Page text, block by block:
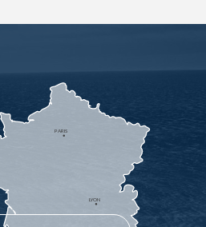
LYON
PARIS